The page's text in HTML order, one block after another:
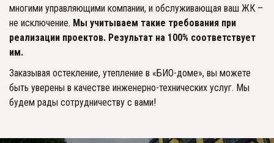
многими управляющими компании, и обслуживающая ваш ЖК –
не исключение. Мы учитываем такие требования при
реализации проектов. Результат на 100% соответствует
им.
Заказывая остекление, утепление в «БИО-доме», вы можете
быть уверены в качестве инженерно-технических услуг. Мы
будем рады сотрудничеству с вами!